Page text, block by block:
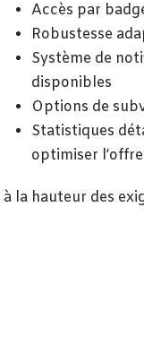
Accès par
Robustesse
Système de
disponibles
Options de
Statistiques
optimiser l’offre
la hauteur des